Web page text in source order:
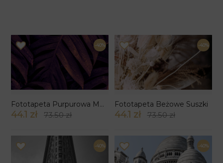
-40%
Fototapeta Purpurowa Monstera
44.1 zł 73.50 zł
-40%
Fototapeta Beżowe Suszki
44.1 zł 73.50 zł
-40% -40%